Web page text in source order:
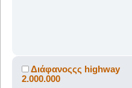
Διάφανοςςς highway
2.000.000